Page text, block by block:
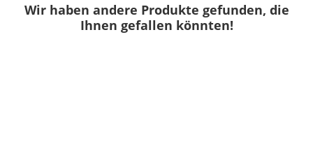
Wir haben andere Produkte gefunden, die
Ihnen gefallen könnten!